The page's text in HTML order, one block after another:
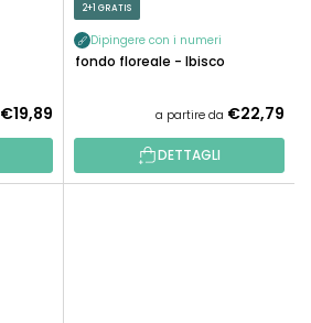
€19,89
2+1 GRATIS
Dipingere con i numeri
Sfondo floreale - Ibisco
a partire da €22,79
DETTAGLI